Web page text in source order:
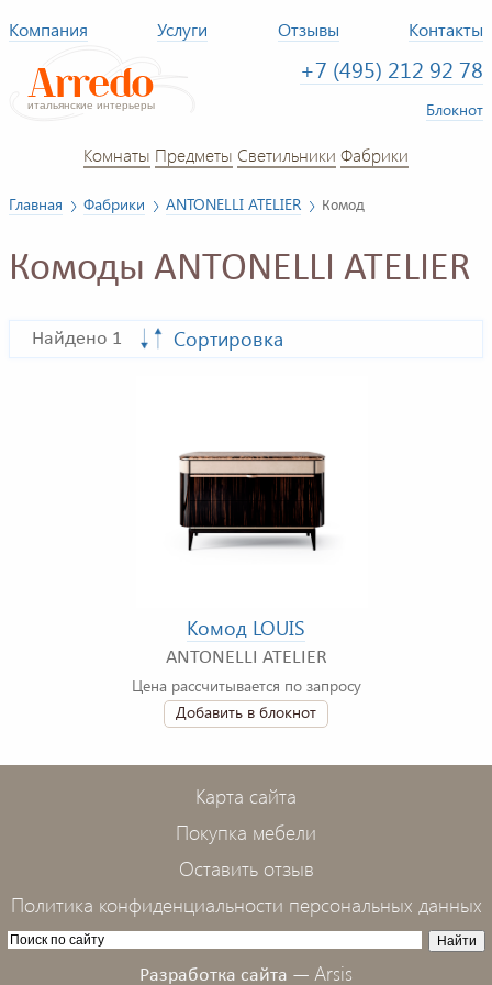
Компания Услуги Отзывы Контакты
+7 (495) 212 92 78
Блокнот
Комнаты Предметы Светильники Фабрики
Главная Фабрики ANTONELLI ATELIER Комод
Комоды ANTONELLI ATELIER
Найдено 1 Сортировка
Комод LOUIS
ANTONELLI ATELIER
Цена рассчитывается по запросу
Добавить в блокнот
Карта сайта
Покупка мебели
Оставить отзыв
Политика конфиденциальности персональных данных
Разработка сайта — Arsis